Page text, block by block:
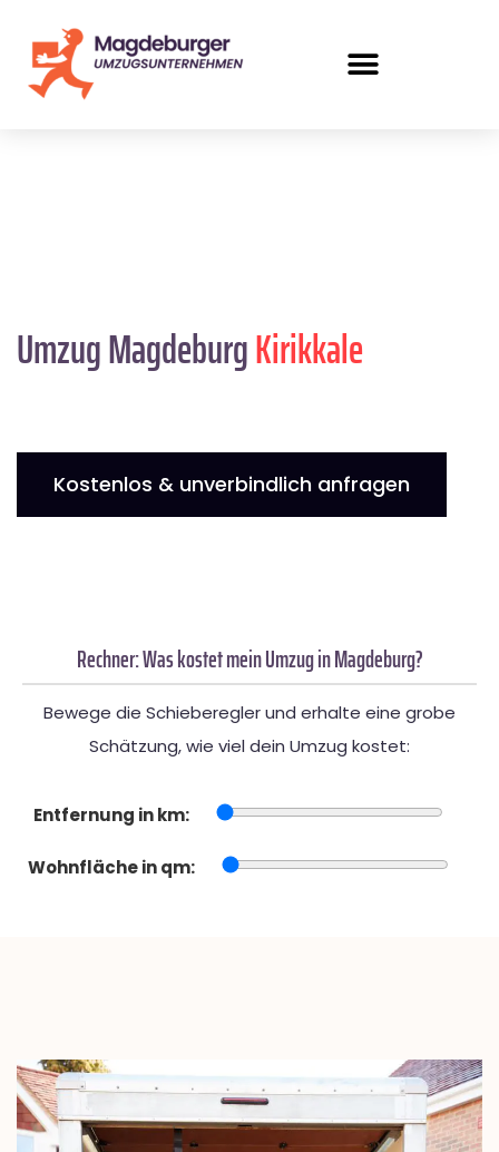
Umzug MagdeburgKirikkale
Kostenlos & unverbindlich anfragen
Rechner: Was kostet mein Umzug in Magdeburg?
Bewege die Schieberegler und erhalte eine grobe
Schätzung, wie viel dein Umzug kostet:
Entfernung in km:
Wohnfläche in qm: